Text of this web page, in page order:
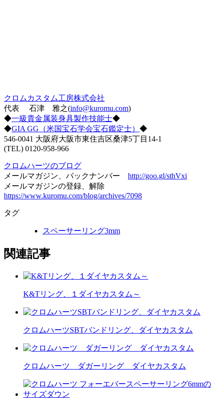
クロムカスタム工房株式会社
代表 石津 雅之(info@kuromu.com)
◆一級貴金属装身具製作技能士◆
◆GIA GG（米国宝石学会宝石鑑定士） ◆
546-0041 大阪府大阪市東住吉区桑津5丁目14-1
(TEL) 0120-958-966
クロムハーツのブログ
メールマガジン、バックナンバー http://goo.gl/sthVxi
メールマガジンの登録、解除
https://www.kuromu.com/blog/archives/7098
タグ
スペーサーリング3mm
関連記事
K&Tリング、１ダイヤカスタム～
クロムハーツSBTバンドリング、ダイヤカスタム
クロムハーツ ダガーリング ダイヤカスタム